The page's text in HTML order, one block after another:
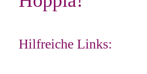
Hilfreiche Links: